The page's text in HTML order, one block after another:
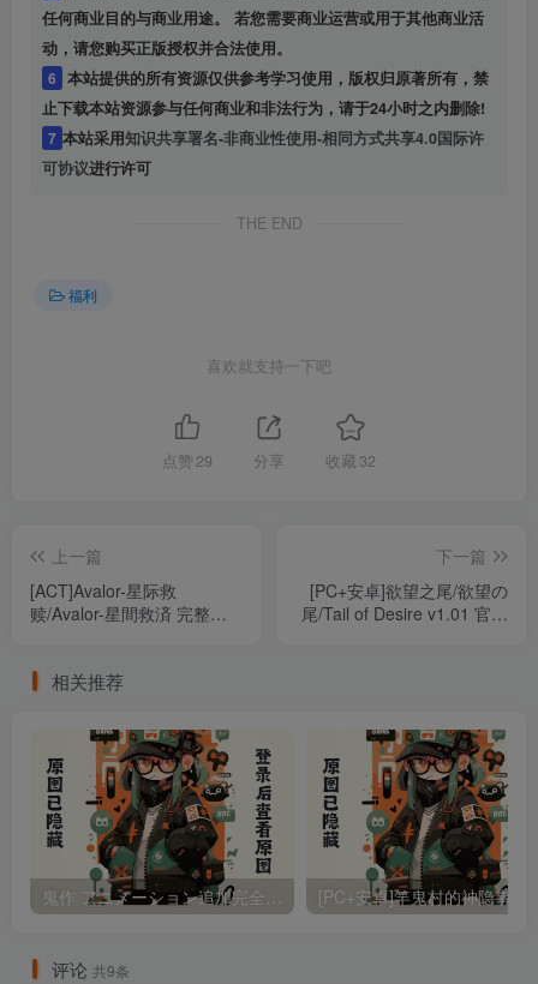
任何商业目的与商业用途。 若您需要商业运营或用于其他商业活
动，请您购买正版授权并合法使用。
6 本站提供的所有资源仅供参考学习使用，版权归原著所有，禁
止下载本站资源参与任何商业和非法行为，请于24小时之内删除!
7 本站采用知识共享署名-非商业性使用-相同方式共享4.0国际许
可协议进行许可
THE END
福利
喜欢就支持一下吧
点赞 29 分享 收藏 32
上一篇
[ACT]Avalor-星际救
赎/Avalor-星間救済 完整版
下一篇
[PC+安卓]欲望之尾/欲望の
尾/Tail of Desire v1.01 官中
相关推荐
鬼作 アニメーション追加完全版/鬼作 动画追加完全版 精翻汉化版（汉化）
评论 共9条